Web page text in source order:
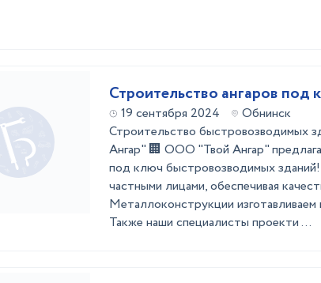
Строительство ангаров под
19 сентября 2024
Обнинск
Строительство быстровозводимых
Ангар" 🏢 ООО "Твой Ангар"
под ключ быстровозводимых
частными лицами, обеспечивая
Металлоконструкции
Также наши специалисты проекти ...